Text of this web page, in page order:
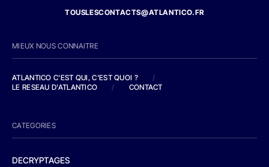
TOUSLESCONTACTS@ATLANTICO.FR
MIEUX NOUS CONNAITRE
ATLANTICO C'EST QUI, C'EST QUOI ?
/
LE RESEAU D'ATLANTICO
/ CONTACT
CATEGORIES
DECRYPTAGES